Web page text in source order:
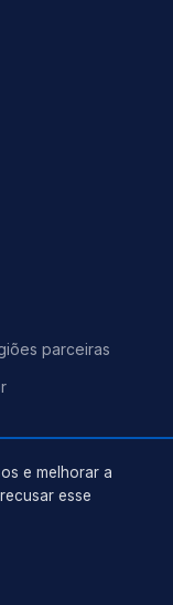
parceiras
e melhorar a
esse